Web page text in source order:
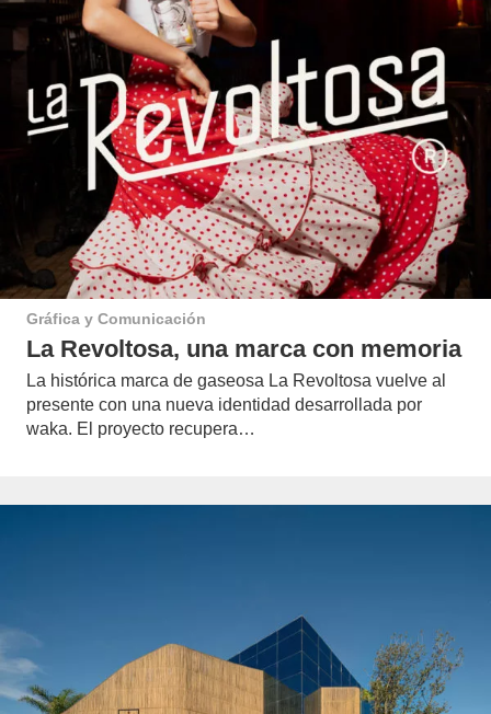
Gráfica y Comunicación
La Revoltosa, una marca con memoria
La histórica marca de gaseosa La Revoltosa vuelve al
presente con una nueva identidad desarrollada por
waka. El proyecto recupera…